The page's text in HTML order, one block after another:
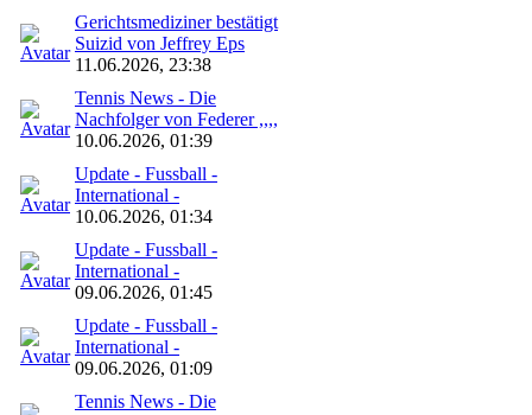
Gerichtsmediziner bestätigt
Suizid von Jeffrey Eps
11.06.2026, 23:38
Tennis News - Die
Nachfolger von Federer ,,,,
10.06.2026, 01:39
Update - Fussball -
International -
10.06.2026, 01:34
Update - Fussball -
International -
09.06.2026, 01:45
Update - Fussball -
International -
09.06.2026, 01:09
Tennis News - Die